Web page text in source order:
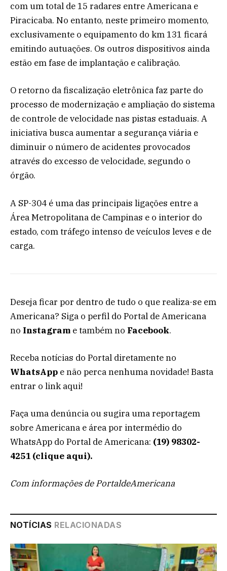
com um total de 15 radares entre Americana e
Piracicaba. No entanto, neste primeiro momento,
exclusivamente o equipamento do km 131 ficará
emitindo autuações. Os outros dispositivos ainda
estão em fase de implantação e calibração.
O retorno da fiscalização eletrônica faz parte do
processo de modernização e ampliação do sistema
de controle de velocidade nas pistas estaduais. A
iniciativa busca aumentar a segurança viária e
diminuir o número de acidentes provocados
através do excesso de velocidade, segundo o
órgão.
A SP-304 é uma das principais ligações entre a
Área Metropolitana de Campinas e o interior do
estado, com tráfego intenso de veículos leves e de
carga.
Deseja ficar por dentro de tudo o que realiza-se em
Americana? Siga o perfil do Portal de Americana
no Instagram e também no Facebook.
Receba notícias do Portal diretamente no
WhatsApp e não perca nenhuma novidade! Basta
entrar o link aqui!
Faça uma denúncia ou sugira uma reportagem
sobre Americana e área por intermédio do
WhatsApp do Portal de Americana: (19) 98302-
4251 (clique aqui).
Com informações de PortaldeAmericana
NOTÍCIAS RELACIONADAS